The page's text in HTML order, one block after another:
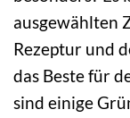
ausgewählten
Rezeptur und
das Beste für
sind einige